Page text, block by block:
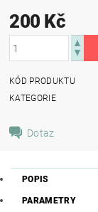
200 Kč
KÓD PRODUKTU
KATEGORIE
Dotaz
POPIS
PARAMETRY